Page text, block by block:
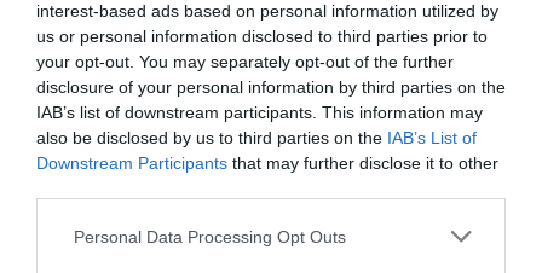
interest-based ads based on personal information utilized by
us or personal information disclosed to third parties prior to
your opt-out. You may separately opt-out of the further
disclosure of your personal information by third parties on the
IAB’s list of downstream participants. This information may
also be disclosed by us to third parties on the IAB’s List of
Downstream Participants that may further disclose it to other
Please note that this website/app uses one or more Google
Personal Data Processing Opt Outs
Φωτιά στη Σκύρο: Χωρίς ενεργό
μέτωπο – Παραμένουν ισχυρές
δυνάμεις της Πυροσβεστικής
07.08.2026 | 00:10
Συνελήφθη 63χρονη για τη φωτιά